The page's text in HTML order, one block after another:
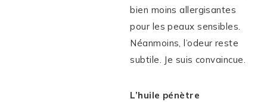
bien moins allergisantes
pour les peaux sensibles.
Néanmoins, l’odeur reste
subtile. Je suis convaincue.
L’huile pénètre